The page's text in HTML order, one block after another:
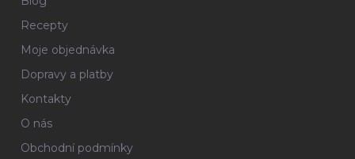
Recepty
Moje objednávka
Dopravy a platby
Kontakty
O nás
Obchodní podmínky